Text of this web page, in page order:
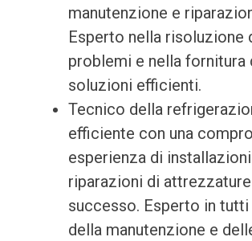
manutenzione e
Esperto nella risoluzione
problemi e nella fornitura
soluzioni efficienti.
Tecnico della
efficiente con una
esperienza di
riparazioni di
successo. Esperto in
della manutenzione e